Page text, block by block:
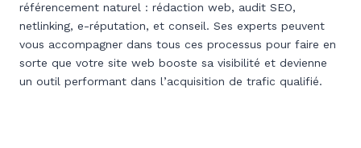
référencement naturel : rédaction web, audit SEO,
netlinking, e-réputation, et conseil. Ses experts peuvent
vous accompagner dans tous ces processus pour faire en
sorte que votre site web booste sa visibilité et devienne
un outil performant dans l’acquisition de trafic qualifié.